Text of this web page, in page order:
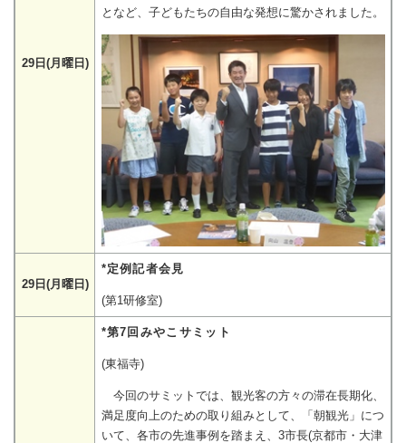
29日(月曜日)
となど、子どもたちの自由な発想に驚かされました。
29日(月曜日)
*定例記者会見
(第1研修室)
*第7回みやこサミット
(東福寺)
今回のサミットでは、観光客の方々の滞在長期化、
満足度向上のための取り組みとして、「朝観光」につ
いて、各市の先進事例を踏まえ、3市長(京都市・大津